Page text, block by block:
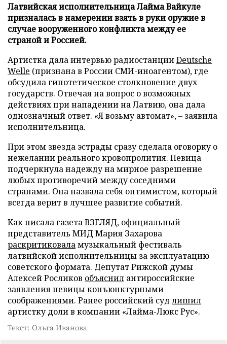
Латвийская исполнительница Лайма Вайкуле
призналась в намерении взять в руки оружие в
случае вооруженного конфликта между ее
страной и Россией.
Артистка дала интервью радиостанцииDeutsche
Welle (признана в России СМИ-иноагентом), где
обсудила гипотетическое столкновение двух
государств. Отвечая на вопрос о возможных
действиях при нападении на Латвию, она дала
однозначный ответ. «Я возьму автомат», – заявила
исполнительница.
При этом звезда эстрады сразу сделала оговорку о
нежелании реального кровопролития. Певица
подчеркнула надежду на мирное разрешение
любых противоречий между соседними
странами. Она назвала себя оптимистом, который
всегда верит в лучшее развитие событий.
Как писала газета ВЗГЛЯД, официальный
представитель МИД Мария Захарова
раскритиковаламузыкальный фестиваль
латвийской исполнительницы за эксплуатацию
советского формата. Депутат Рижской думы
Алексей Росликов объяснил антироссийские
заявления певицы конъюнктурными
соображениями. Ранее российский суд лишил
артистку доли в компании «Лайма-Люкс Рус».
Текст: Ольга Иванова